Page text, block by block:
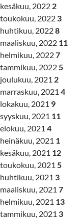
kesäkuu, 2022 2
toukokuu, 2022 3
huhtikuu, 20228
maaliskuu, 2022 11
helmikuu, 20227
tammikuu, 2022 5
joulukuu, 2021 2
marraskuu, 2021 4
lokakuu, 2021 9
syyskuu, 2021 11
elokuu, 2021 4
heinäkuu, 2021 1
kesäkuu, 2021 12
toukokuu, 2021 5
huhtikuu, 2021 3
maaliskuu, 2021 7
helmikuu, 2021 13
tammikuu, 2021 3